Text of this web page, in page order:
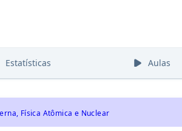
Estatísticas Aulas
Física Atômica e Nuclear